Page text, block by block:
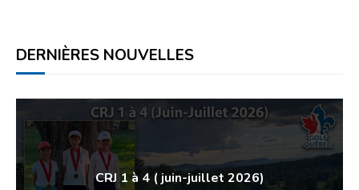
DERNIÈRES NOUVELLES
CRJ 1 à 4 ( juin-juillet 2026)